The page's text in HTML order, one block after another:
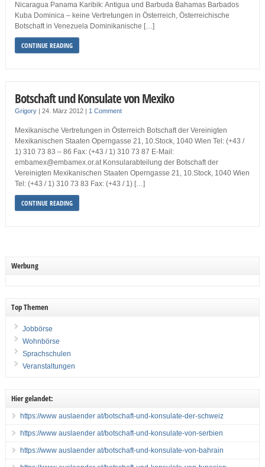
Nicaragua Panama Karibik: Antigua und Barbuda Bahamas Barbados
Kuba Dominica – keine Vertretungen in Österreich, Österreichische
Botschaft in Venezuela Dominikanische […]
CONTINUE READING
Botschaft und Konsulate von Mexiko
Grigory| 24. März 2012 | 1 Comment
Mexikanische Vertretungen in Österreich Botschaft der Vereinigten
Mexikanischen Staaten Operngasse 21, 10.Stock, 1040 Wien Tel: (+43 /
1) 310 73 83 – 86 Fax: (+43 / 1) 310 73 87 E-Mail:
embamex@embamex.or.at Konsularabteilung der Botschaft der
Vereinigten Mexikanischen Staaten Operngasse 21, 10.Stock, 1040 Wien
Tel: (+43 / 1) 310 73 83 Fax: (+43 / 1) […]
CONTINUE READING
Werbung
Top Themen
Jobbörse
Wohnbörse
Sprachschulen
Veranstaltungen
Hier gelandet:
https://www auslaender at/botschaft-und-konsulate-der-schweiz
https://www auslaender at/botschaft-und-konsulate-von-serbien
https://www auslaender at/botschaft-und-konsulate-von-bahrain